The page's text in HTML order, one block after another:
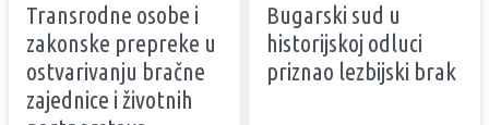
Transrodne osobe i
zakonske prepreke u
ostvarivanju bračne
zajednice i životnih
Bugarski sud u
historijskoj odluci
priznao lezbijski brak